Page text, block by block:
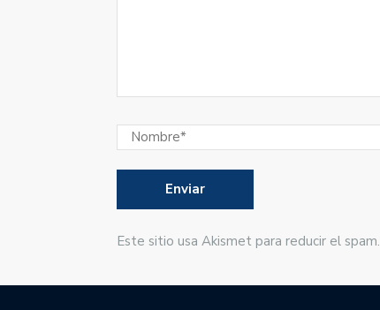
Este sitio usa Akismet para reducir el spam.